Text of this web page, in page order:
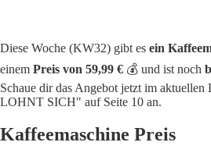
Diese Woche (KW32) gibt es ein
einem Preis von 59,99 € 💰 und ist noch
Schaue dir das Angebot jetzt im
LOHNT SICH" auf Seite 10 an.
Kaffeemaschine Preis